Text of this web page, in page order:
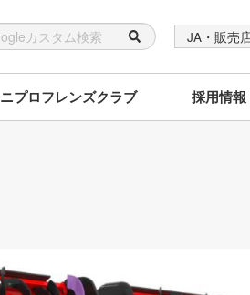
JA・販売
ニプロフレンズクラブ 採用情報